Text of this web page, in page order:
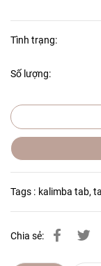
Tình trạng:
Số lượng:
Tags : kalimba tab,
Chia sẻ: